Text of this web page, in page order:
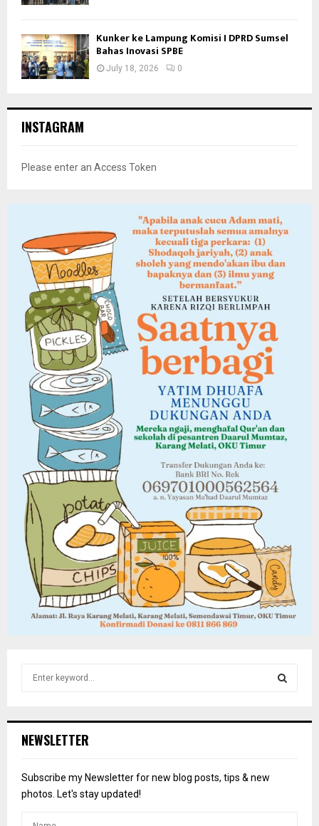
Kunker ke Lampung Komisi I DPRD Sumsel
Bahas Inovasi SPBE
July 18, 2026 0
INSTAGRAM
Please enter an Access Token
h
o
r
NEWSLETTER
Subscribe my Newsletter for new blog posts, tips & new
photos. Let's stay updated!